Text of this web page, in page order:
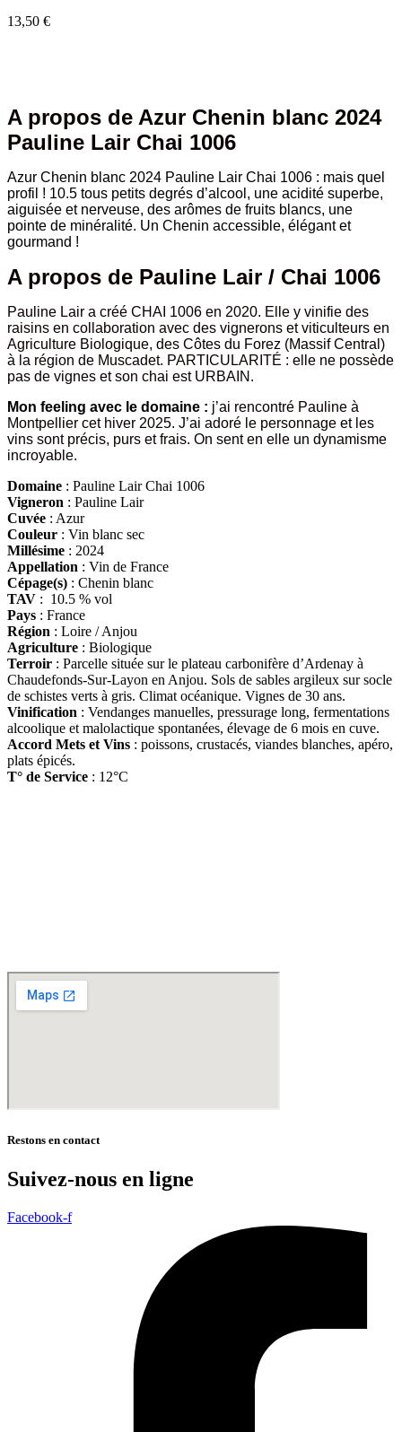
13,50 €
A propos de Azur Chenin blanc 2024
Pauline Lair Chai 1006
Azur Chenin blanc 2024 Pauline Lair Chai 1006 : mais quel
profil ! 10.5 tous petits degrés d’alcool, une acidité superbe,
aiguisée et nerveuse, des arômes de fruits blancs, une
pointe de minéralité. Un Chenin accessible, élégant et
gourmand !
A propos de Pauline Lair / Chai 1006
Pauline Lair a créé CHAI 1006 en 2020. Elle y vinifie des
raisins en collaboration avec des vignerons et viticulteurs en
Agriculture Biologique, des Côtes du Forez (Massif Central)
à la région de Muscadet. PARTICULARITÉ : elle ne possède
pas de vignes et son chai est URBAIN.
Mon feeling avec le domaine : j’ai rencontré Pauline à
Montpellier cet hiver 2025. J’ai adoré le personnage et les
vins sont précis, purs et frais. On sent en elle un dynamisme
incroyable.
Domaine : Pauline Lair Chai 1006
Vigneron : Pauline Lair
Cuvée : Azur
Couleur : Vin blanc sec
Millésime : 2024
Appellation : Vin de France
Cépage(s) : Chenin blanc
TAV : 10.5 % vol
Pays : France
Région : Loire / Anjou
Agriculture : Biologique
Terroir : Parcelle située sur le plateau carbonifère d’Ardenay à
Chaudefonds-Sur-Layon en Anjou. Sols de sables argileux sur socle
de schistes verts à gris. Climat océanique. Vignes de 30 ans.
Vinification : Vendanges manuelles, pressurage long, fermentations
alcoolique et malolactique spontanées, élevage de 6 mois en cuve.
Accord Mets et Vins : poissons, crustacés, viandes blanches, apéro,
plats épicés.
T° de Service : 12°C
Restons en contact
Suivez-nous en ligne
Facebook-f